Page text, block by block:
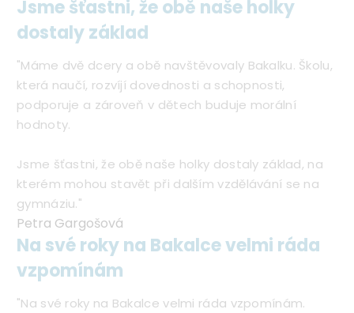
Jsme šťastni, že obě naše holky
dostaly základ
"Máme dvě dcery a obě navštěvovaly Bakalku. Školu,
která naučí, rozvíjí dovednosti a schopnosti,
podporuje a zároveň v dětech buduje morální
hodnoty.
Jsme šťastni, že obě naše holky dostaly základ, na
kterém mohou stavět při dalším vzdělávání se na
gymnáziu."
Petra Gargošová
Na své roky na Bakalce velmi ráda
vzpomínám
"Na své roky na Bakalce velmi ráda vzpomínám.